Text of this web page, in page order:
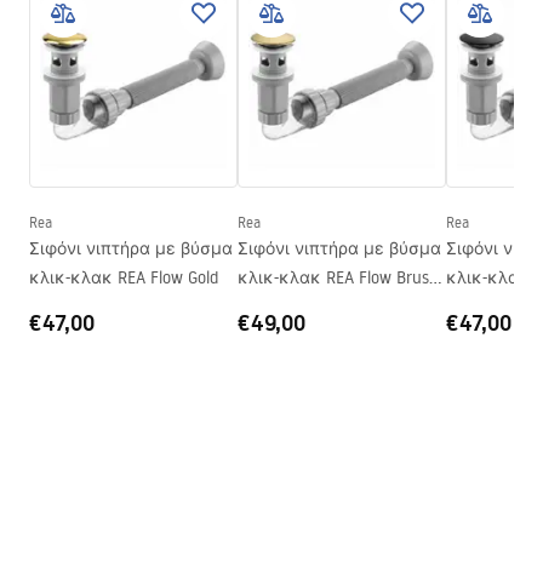
Φινίρισμα
Γυαλιστερό
Μήκος
400
Πλάτος
400mm
Ύψος
115
Σχήμα
Οπή βρύσης
Όχι
Οδηγίες συναρμολόγησης
Όροι εγγύησης
Rea
Σιφόνι νιπτήρα με βύσμα
κλικ-κλακ REA Flow Gold
€47,00
Rea
Σιφόνι νιπτήρα με βύσμα
κλικ-κλακ REA Flow Brush
€49,00
Rea
Σιφόνι
κλικ-κλακ
€47,00